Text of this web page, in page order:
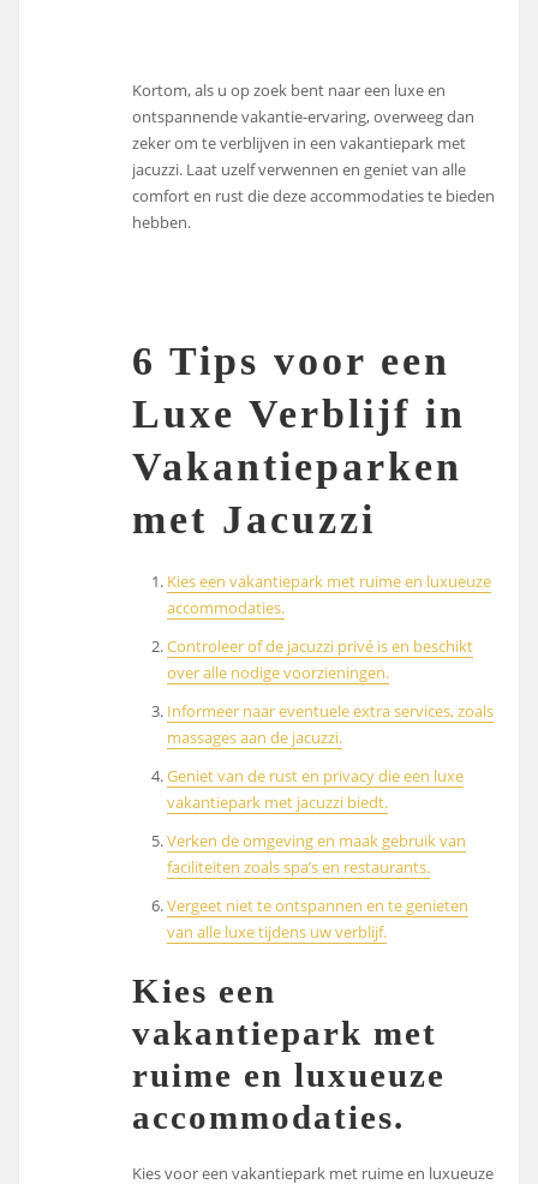
Kortom, als u op zoek bent naar een luxe en
ontspannende vakantie-ervaring, overweeg dan
zeker om te verblijven in een vakantiepark met
jacuzzi. Laat uzelf verwennen en geniet van alle
comfort en rust die deze accommodaties te bieden
hebben.
6 Tips voor een
Luxe Verblijf in
Vakantieparken
met Jacuzzi
Kies een vakantiepark met ruime en luxueuze
accommodaties.
Controleer of de jacuzzi privé is en beschikt
over alle nodige voorzieningen.
Informeer naar eventuele extra services, zoals
massages aan de jacuzzi.
Geniet van de rust en privacy die een luxe
vakantiepark met jacuzzi biedt.
Verken de omgeving en maak gebruik van
faciliteiten zoals spa’s en restaurants.
Vergeet niet te ontspannen en te genieten
van alle luxe tijdens uw verblijf.
Kies een
vakantiepark met
ruime en luxueuze
accommodaties.
Kies voor een vakantiepark met ruime en luxueuze